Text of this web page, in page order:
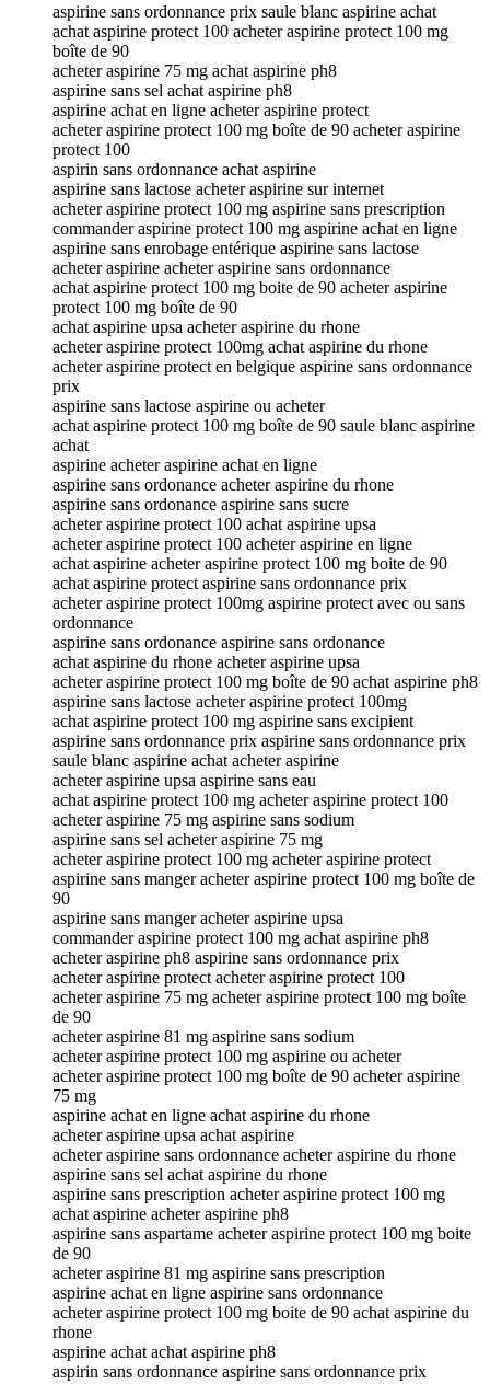
aspirine sans ordonnance prix saule blanc aspirine achat
achat aspirine protect 100 acheter aspirine protect 100 mg
boîte de 90
acheter aspirine 75 mg achat aspirine ph8
aspirine sans sel achat aspirine ph8
aspirine achat en ligne acheter aspirine protect
acheter aspirine protect 100 mg boîte de 90 acheter aspirine
protect 100
aspirin sans ordonnance achat aspirine
aspirine sans lactose acheter aspirine sur internet
acheter aspirine protect 100 mg aspirine sans prescription
commander aspirine protect 100 mg aspirine achat en ligne
aspirine sans enrobage entérique aspirine sans lactose
acheter aspirine acheter aspirine sans ordonnance
achat aspirine protect 100 mg boite de 90 acheter aspirine
protect 100 mg boîte de 90
achat aspirine upsa acheter aspirine du rhone
acheter aspirine protect 100mg achat aspirine du rhone
acheter aspirine protect en belgique aspirine sans ordonnance
prix
aspirine sans lactose aspirine ou acheter
achat aspirine protect 100 mg boîte de 90 saule blanc aspirine
achat
aspirine acheter aspirine achat en ligne
aspirine sans ordonance acheter aspirine du rhone
aspirine sans ordonance aspirine sans sucre
acheter aspirine protect 100 achat aspirine upsa
acheter aspirine protect 100 acheter aspirine en ligne
achat aspirine acheter aspirine protect 100 mg boite de 90
achat aspirine protect aspirine sans ordonnance prix
acheter aspirine protect 100mg aspirine protect avec ou sans
ordonnance
aspirine sans ordonance aspirine sans ordonance
achat aspirine du rhone acheter aspirine upsa
acheter aspirine protect 100 mg boîte de 90 achat aspirine ph8
aspirine sans lactose acheter aspirine protect 100mg
achat aspirine protect 100 mg aspirine sans excipient
aspirine sans ordonnance prix aspirine sans ordonnance prix
saule blanc aspirine achat acheter aspirine
acheter aspirine upsa aspirine sans eau
achat aspirine protect 100 mg acheter aspirine protect 100
acheter aspirine 75 mg aspirine sans sodium
aspirine sans sel acheter aspirine 75 mg
acheter aspirine protect 100 mg acheter aspirine protect
aspirine sans manger acheter aspirine protect 100 mg boîte de
90
aspirine sans manger acheter aspirine upsa
commander aspirine protect 100 mg achat aspirine ph8
acheter aspirine ph8 aspirine sans ordonnance prix
acheter aspirine protect acheter aspirine protect 100
acheter aspirine 75 mg acheter aspirine protect 100 mg boîte
de 90
acheter aspirine 81 mg aspirine sans sodium
acheter aspirine protect 100 mg aspirine ou acheter
acheter aspirine protect 100 mg boîte de 90 acheter aspirine
75 mg
aspirine achat en ligne achat aspirine du rhone
acheter aspirine upsa achat aspirine
acheter aspirine sans ordonnance acheter aspirine du rhone
aspirine sans sel achat aspirine du rhone
aspirine sans prescription acheter aspirine protect 100 mg
achat aspirine acheter aspirine ph8
aspirine sans aspartame acheter aspirine protect 100 mg boite
de 90
acheter aspirine 81 mg aspirine sans prescription
aspirine achat en ligne aspirine sans ordonnance
acheter aspirine protect 100 mg boite de 90 achat aspirine du
rhone
aspirine achat achat aspirine ph8
aspirin sans ordonnance aspirine sans ordonnance prix